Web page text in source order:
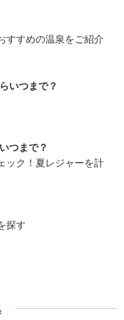
すすめの温泉をご紹介
いつまで？
つまで？
ック！夏レジャーを計
探す